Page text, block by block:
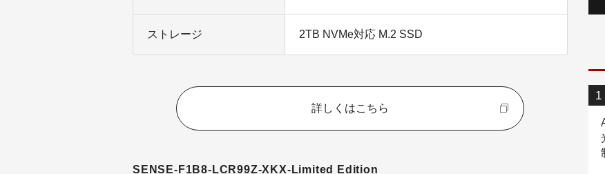
ストレージ 2TB NVMe対応 M.2 SSD
詳しくはこちら
SENSE-F1B8-LCR99Z-XKX-Limited Edition